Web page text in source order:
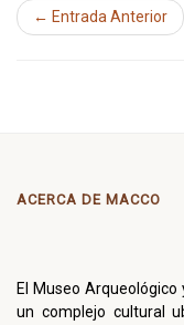
← Entrada Anterior
ACERCA DE MACCO
El Museo
un complejo cultural